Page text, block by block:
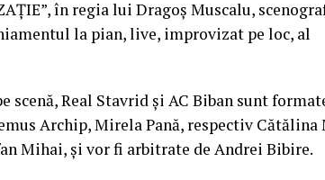
în regia lui Dragoș Muscalu,
la pian, live, improvizat pe loc, al
scenă, Real Stavrid și AC Biban sunt
Archip, Mirela Pană, respectiv Cătălina
Mihai, și vor fi arbitrate de Andrei Bibire.